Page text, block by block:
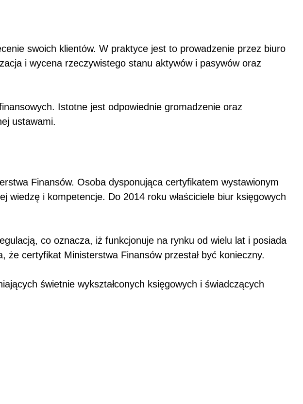
swoich klientów. W praktyce jest to prowadzenie przez biuro
i wycena rzeczywistego stanu aktywów i pasywów oraz
Istotne jest odpowiednie gromadzenie oraz
ustawami.
Finansów. Osoba dysponująca certyfikatem wystawionym
wiedzę i kompetencje. Do 2014 roku właściciele biur księgowych
co oznacza, iż funkcjonuje na rynku od wielu lat i posiada
że certyfikat Ministerstwa Finansów przestał być konieczny.
świetnie wykształconych księgowych i świadczących